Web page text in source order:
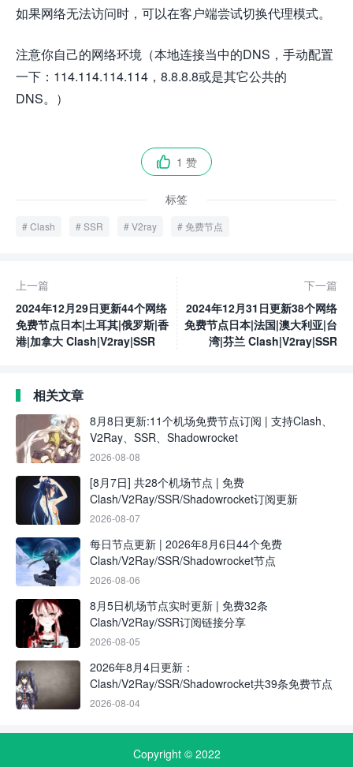
如果网络无法访问时，可以在客户端尝试切换代理模式。
注意你自己的网络环境（本地连接当中的DNS，手动配置
一下：114.114.114.114，8.8.8.8或是其它公共的
DNS。）
 1 赞
标签
Clash SSR V2ray 免费节点
上一篇
2024年12月29日更新44个网络
免费节点日本|土耳其|俄罗斯|香
港|加拿大 Clash|V2ray|SSR
下一篇
2024年12月31日更新38个网络
免费节点日本|法国|澳大利亚|台
湾|芬兰 Clash|V2ray|SSR
相关文章
8月8日更新:11个机场免费节点订阅 | 支持Clash、
V2Ray、SSR、Shadowrocket
2026-08-08
[8月7日] 共28个机场节点 | 免费
Clash/V2Ray/SSR/Shadowrocket订阅更新
2026-08-07
每日节点更新 | 2026年8月6日44个免费
Clash/V2Ray/SSR/Shadowrocket节点
2026-08-06
8月5日机场节点实时更新 | 免费32条
Clash/V2Ray/SSR订阅链接分享
2026-08-05
2026年8月4日更新：
Clash/V2Ray/SSR/Shadowrocket共39条免费节点
2026-08-04
Copyright © 2022